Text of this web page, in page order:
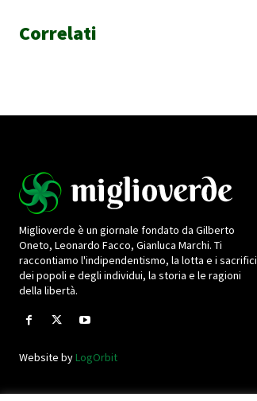
Correlati
Miglioverde è un giornale fondato da Gilberto
Oneto, Leonardo Facco, Gianluca Marchi. Ti
raccontiamo l'indipendentismo, la lotta e i sacrifici
dei popoli e degli individui, la storia e le ragioni
della libertà.
Website byLogOrbit